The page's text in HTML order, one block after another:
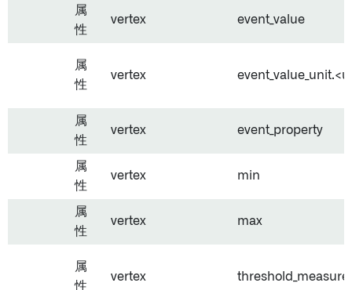
属
性
vertex event_value
属
性
vertex
属
性
vertex event_property
属
性
vertex min
属
性
vertex max
属
性
vertex